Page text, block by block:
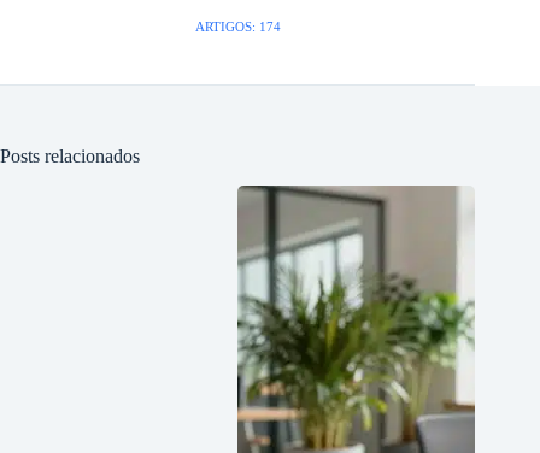
ARTIGOS: 174
Posts relacionados